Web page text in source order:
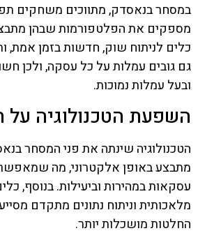
במסחר בנאסדק, מתווכים משחקים
מספקים את הפלטפורמות שבהן
כלים לניתוח שוק, חדשות בזמן אמת,
גם גובים עמלות על כל עסקה, ולכן
ובעל עמלות נמוכות.
השפעת הטכנולוגיה
הטכנולוגיה שינתה את פני המסחר
מתבצע באופן אלקטרוני, מה
עסקאות במהירות וביעילות. בנוסף,
מלאכותית וניתוח נתונים מתקדם
החלטות מושכלות יותר.